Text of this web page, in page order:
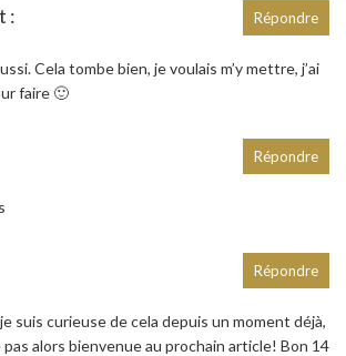
:
Cela tombe bien, je voulais m’y mettre, j’ai
faire 🙂
Répondre
Répondre
suis curieuse de cela depuis un moment déjà,
pas alors bienvenue au prochain article! Bon 14
Répondre